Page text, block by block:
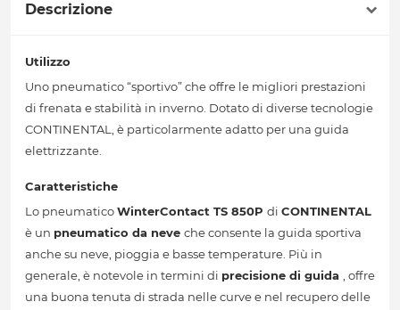
Descrizione
Utilizzo
Uno pneumatico “sportivo” che offre le migliori prestazioni
di frenata e stabilità in inverno. Dotato di diverse tecnologie
CONTINENTAL, è particolarmente adatto per una guida
elettrizzante.
Caratteristiche
Lo pneumaticoWinterContact TS 850P di CONTINENTAL
è un pneumatico da neve che consente la guida sportiva
anche su neve, pioggia e basse temperature. Più in
generale, è notevole in termini di precisione di guida , offre
una buona tenuta di strada nelle curve e nel recupero delle